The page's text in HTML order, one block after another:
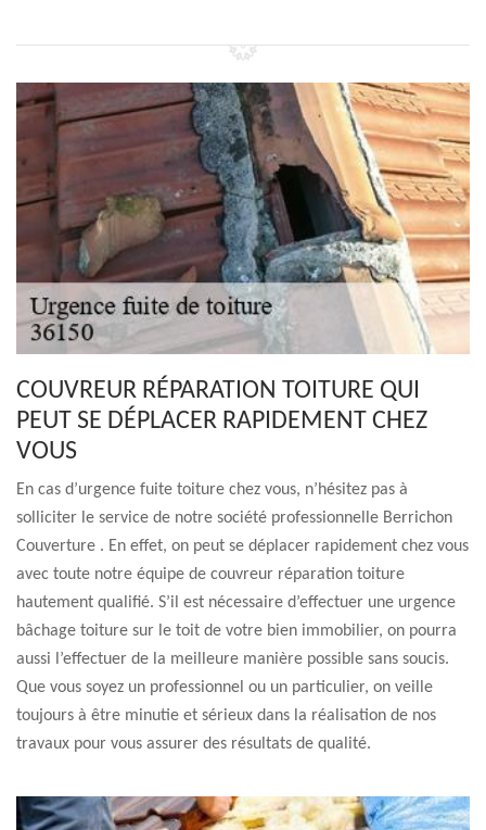
COUVREUR RÉPARATION TOITURE QUI
PEUT SE DÉPLACER RAPIDEMENT CHEZ
VOUS
En cas d’urgence fuite toiture chez vous, n’hésitez pas à
solliciter le service de notre société professionnelle Berrichon
Couverture . En effet, on peut se déplacer rapidement chez vous
avec toute notre équipe de couvreur réparation toiture
hautement qualifié. S’il est nécessaire d’effectuer une urgence
bâchage toiture sur le toit de votre bien immobilier, on pourra
aussi l’effectuer de la meilleure manière possible sans soucis.
Que vous soyez un professionnel ou un particulier, on veille
toujours à être minutie et sérieux dans la réalisation de nos
travaux pour vous assurer des résultats de qualité.